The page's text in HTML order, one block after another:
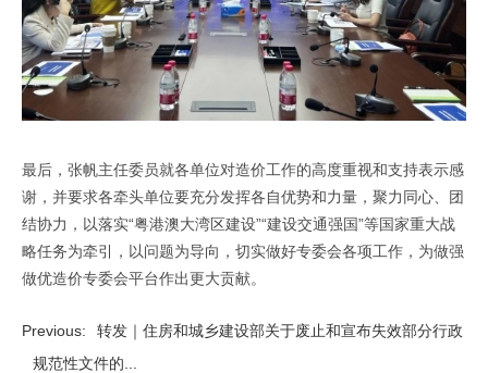
最后，张帆主任委员就各单位对造价工作的高度重视和支持表示感
谢，并要求各牵头单位要充分发挥各自优势和力量，聚力同心、团
结协力，以落实“粤港澳大湾区建设”“建设交通强国”等国家重大战
略任务为牵引，以问题为导向，切实做好专委会各项工作，为做强
做优造价专委会平台作出更大贡献。
Previous:
转发｜住房和城乡建设部关于废止和宣布失效部分行政
规范性文件的...